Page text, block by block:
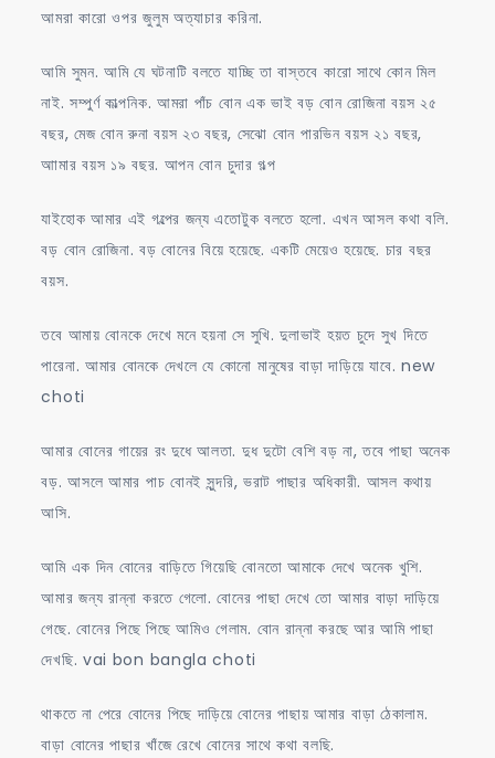
আমরা কারো ওপর জুলুম অত্যাচার করিনা.
আমি সুমন. আমি যে ঘটনাটি বলতে যাচ্ছি তা বাস্তবে কারো সাথে কোন মিল
নাই. সম্পুর্ণ কাল্পনিক. আমরা পাঁচ বোন এক ভাই বড় বোন রোজিনা বয়স ২৫
বছর, মেজ বোন রুনা বয়স ২৩ বছর, সেঝো বোন পারভিন বয়স ২১ বছর,
আামার বয়স ১৯ বছর. আপন বোন চুদার গল্প
যাইহোক আমার এই গল্পের জন্য এতোটুক বলতে হলো. এখন আসল কথা বলি.
বড় বোন রোজিনা. বড় বোনের বিয়ে হয়েছে. একটি মেয়েও হয়েছে. চার বছর
বয়স.
তবে আমায় বোনকে দেখে মনে হয়না সে সুখি. দুলাভাই হয়ত চুদে সুখ দিতে
পারেনা. আমার বোনকে দেখলে যে কোনো মানুষের বাড়া দাড়িয়ে যাবে. new
choti
আমার বোনের গায়ের রং দুধে আলতা. দুধ দুটো বেশি বড় না, তবে পাছা অনেক
বড়. আসলে আমার পাচ বোনই সুন্দরি, ভরাট পাছার অধিকারী. আসল কথায়
আসি.
আমি এক দিন বোনের বাড়িতে গিয়েছি বোনতো আমাকে দেখে অনেক খুশি.
আমার জন্য রান্না করতে গেলো. বোনের পাছা দেখে তো আমার বাড়া দাড়িয়ে
গেছে. বোনের পিছে পিছে আমিও গেলাম. বোন রান্না করছে আর আমি পাছা
দেখছি. vai bon bangla choti
থাকতে না পেরে বোনের পিছে দাড়িয়ে বোনের পাছায় আমার বাড়া ঠেকালাম.
বাড়া বোনের পাছার খাঁজে রেখে বোনের সাথে কথা বলছি.